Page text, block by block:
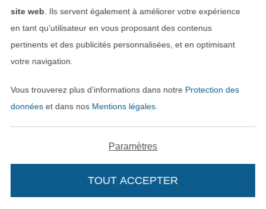
site web . Ils servent également à améliorer votre expérience
en tant qu’utilisateur en vous proposant des contenus
pertinents et des publicités personnalisées, et en optimisant
votre navigation.
Vous trouverez plus d’informations dans notre Protection des
donnéeset dans nos Mentions légales.
Paramètres
TOUT ACCEPTER